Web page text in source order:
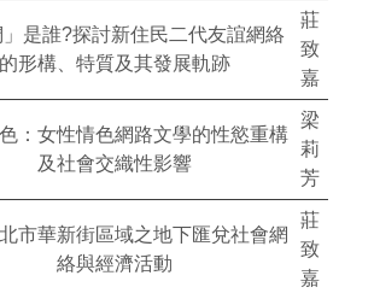
」是誰?探討新住民二代友誼網絡
的形構、特質及其發展軌跡
莊
致
嘉
：女性情色網路文學的性慾重構
及社會交織性影響
梁
莉
芳
市華新街區域之地下匯兌社會網
絡與經濟活動
莊
致
嘉